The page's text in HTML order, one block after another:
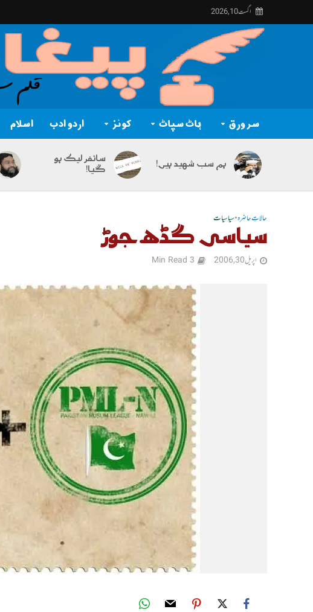
اگست 10, 2026
سر ورق ہاٹ سپاٹ کوئز اردو ادب اسلام
ہم سب شہید ہیں!
سائفر لیک ہو
گیا!
حالاتِ حاضرہ•سیاسیات
سیاسی گڈھ جوڑ
اپریل 30, 2006 3 Min Read